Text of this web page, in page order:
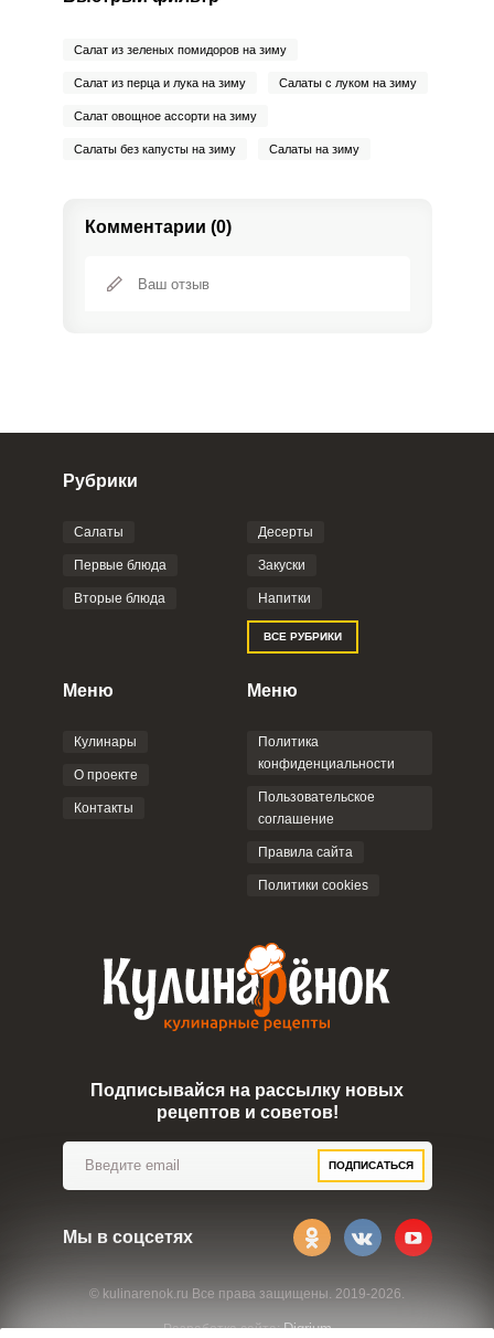
Салат из зеленых помидоров на зиму
Салат из перца и лука на зиму Салаты с луком на зиму
Салат овощное ассорти на зиму
Салаты без капусты на зиму Салаты на зиму
Комментарии (0)
Фото до 4 шт, до 5 mb
Отправляя эту форму, вы соглашаетесь с
Политикой
Пользовательским
соглашением
© kulinarenok.ru Все права защищены. 2019-2026.
Разработка сайта:Digrium
Рубрики
Салаты
Первые блюда
Вторые блюда
Десерты
Закуски
Напитки
ВСЕ РУБРИКИ
Меню
Кулинары
О проекте
Контакты
Меню
Политика
конфиденциальности
Пользовательское
соглашение
Правила сайта
Политики cookies
Подписывайся на рассылку новых
рецептов и советов!
ПОДПИСАТЬСЯ
Мы в соцсетях